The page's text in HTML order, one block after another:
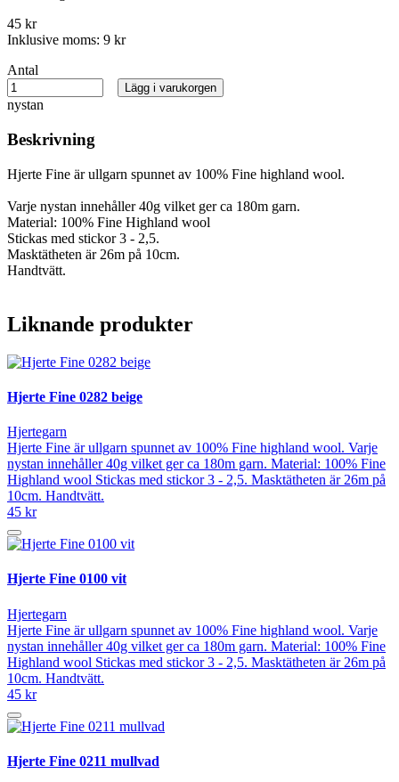
45 kr
Inklusive moms: 9 kr
Antal
nystan
Lägg i varukorgen
Beskrivning
Hjerte Fine är ullgarn spunnet av 100% Fine highland wool.
Varje nystan innehåller 40g vilket ger ca 180m garn.
Material: 100% Fine Highland wool
Stickas med stickor 3 - 2,5.
Masktätheten är 26m på 10cm.
Handtvätt.
Liknande produkter
Hjerte Fine 0282 beige
Hjertegarn
Hjerte Fine är ullgarn spunnet av 100% Fine highland wool. Varje
nystan innehåller 40g vilket ger ca 180m garn. Material: 100% Fine
Highland wool Stickas med stickor 3 - 2,5. Masktätheten är 26m på
10cm. Handtvätt.
45 kr
Hjerte Fine 0100 vit
Hjertegarn
Hjerte Fine är ullgarn spunnet av 100% Fine highland wool. Varje
nystan innehåller 40g vilket ger ca 180m garn. Material: 100% Fine
Highland wool Stickas med stickor 3 - 2,5. Masktätheten är 26m på
10cm. Handtvätt.
45 kr
Hjerte Fine 0211 mullvad